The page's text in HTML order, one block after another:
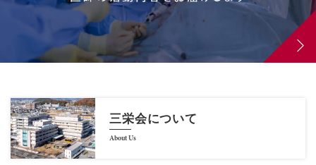
三栄会について
About Us